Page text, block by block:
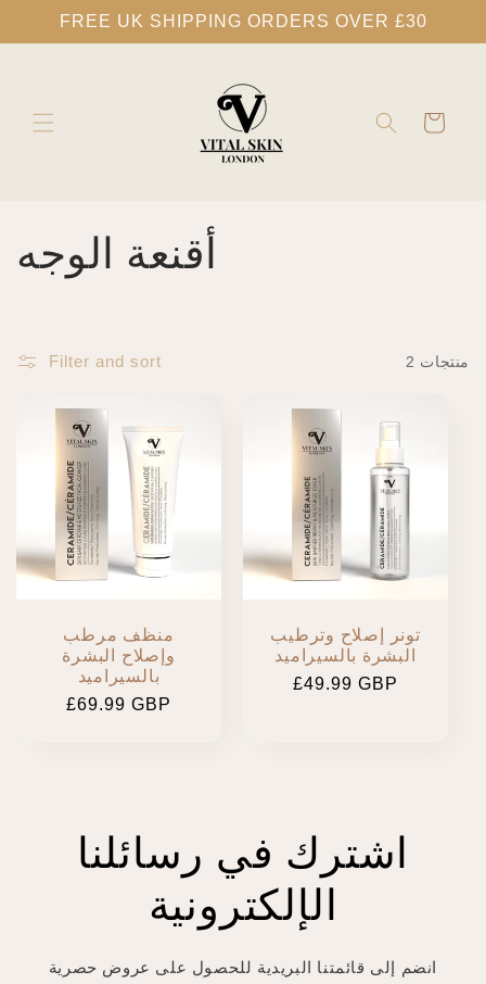
المحتوى
FREE UK SHIPPING ORDERS OVER £30
التسوق
C
l
t
أقنعة الوجه
Filter and sort 2 منتجات
منظف مرطب
وإصلاح البشرة
بالسيراميد
Regular
£69.99 GBP
تونر إصلاح وترطيب
البشرة بالسيراميد
Regular
£49.99 GBP
اشترك في رسائلنا
الإلكترونية
انضم إلى قائمتنا البريدية للحصول على عروض حصرية